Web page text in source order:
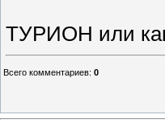
ТУРИОН или
Всего комментариев: 0